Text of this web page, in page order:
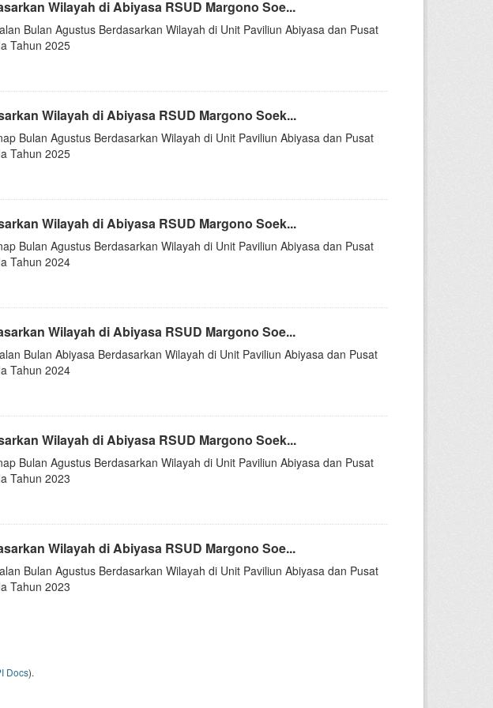
Wilayah di Abiyasa RSUD Margono Soe...
Bulan Agustus Berdasarkan Wilayah di Unit Paviliun Abiyasa dan Pusat
Tahun 2025
Wilayah di Abiyasa RSUD Margono Soek...
Bulan Agustus Berdasarkan Wilayah di Unit Paviliun Abiyasa dan Pusat
Tahun 2025
Wilayah di Abiyasa RSUD Margono Soek...
Bulan Agustus Berdasarkan Wilayah di Unit Paviliun Abiyasa dan Pusat
Tahun 2024
Wilayah di Abiyasa RSUD Margono Soe...
Bulan Abiyasa Berdasarkan Wilayah di Unit Paviliun Abiyasa dan Pusat
Tahun 2024
Wilayah di Abiyasa RSUD Margono Soek...
Bulan Agustus Berdasarkan Wilayah di Unit Paviliun Abiyasa dan Pusat
Tahun 2023
Wilayah di Abiyasa RSUD Margono Soe...
Bulan Agustus Berdasarkan Wilayah di Unit Paviliun Abiyasa dan Pusat
Tahun 2023
Docs).